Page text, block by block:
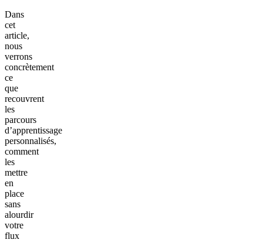
Dans
cet
article,
nous
verrons
concrètement
ce
que
recouvrent
les
parcours
d’apprentissage
personnalisés,
comment
les
mettre
en
place
sans
alourdir
votre
flux